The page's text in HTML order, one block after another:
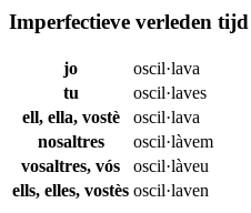
Imperfectieve verleden tijd
jo
oscil·lava
tu
oscil·laves
ell, ella, vostè
oscil·lava
nosaltres
oscil·làvem
vosaltres, vós
oscil·làveu
ells, elles, vostès oscil·laven